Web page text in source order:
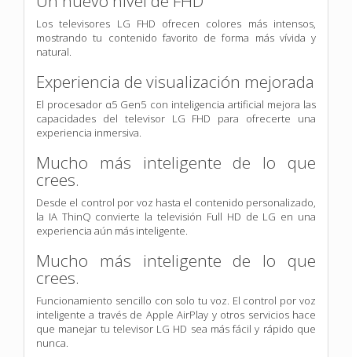
Los televisores LG FHD ofrecen colores más intensos,
mostrando tu contenido favorito de forma más vívida y
natural.
Experiencia de visualización mejorada
El procesador α5 Gen5 con inteligencia artificial mejora las
capacidades del televisor LG FHD para ofrecerte una
experiencia inmersiva.
Mucho más inteligente de lo que
crees.
Desde el control por voz hasta el contenido personalizado,
la IA ThinQ convierte la televisión Full HD de LG en una
experiencia aún más inteligente.
Mucho más inteligente de lo que
crees.
Funcionamiento sencillo con solo tu voz. El control por voz
inteligente a través de Apple AirPlay y otros servicios hace
que manejar tu televisor LG HD sea más fácil y rápido que
nunca.